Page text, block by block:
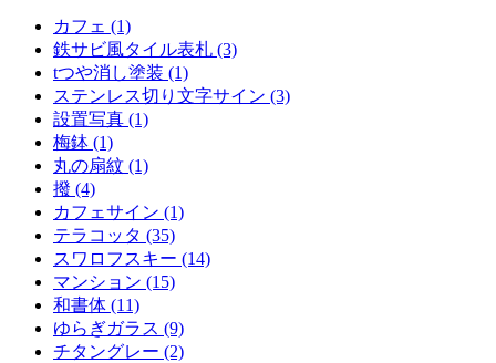
カフェ (1)
鉄サビ風タイル表札 (3)
tつや消し塗装 (1)
ステンレス切り文字サイン (3)
設置写真 (1)
梅鉢 (1)
丸の扇紋 (1)
撥 (4)
カフェサイン (1)
テラコッタ (35)
スワロフスキー (14)
マンション (15)
和書体 (11)
ゆらぎガラス (9)
チタングレー (2)